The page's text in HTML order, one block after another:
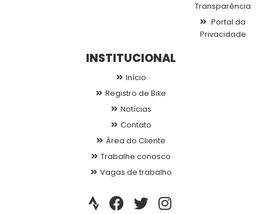
Transparência
Portal da
Privacidade
INSTITUCIONAL
Início
Registro de Bike
Notícias
Contato
Área do Cliente
Trabalhe conosco
Vagas de trabalho